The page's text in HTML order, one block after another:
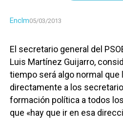
Enclm05/03/2013
El secretario general del
Luis Martínez Guijarro,
tiempo será algo normal
directamente a los
formación política a todos
que «hay que ir en esa